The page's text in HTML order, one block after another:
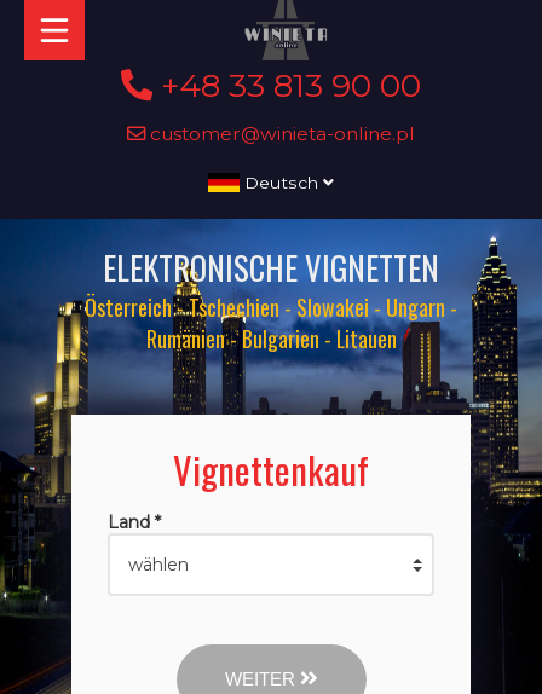
+48 33 813 90 00
customer@winieta-online.pl
Deutsch
ELEKTRONISCHE VIGNETTEN
Österreich - Tschechien - Slowakei - Ungarn -
Rumänien - Bulgarien - Litauen
Vignettenkauf
Land *
WEITER